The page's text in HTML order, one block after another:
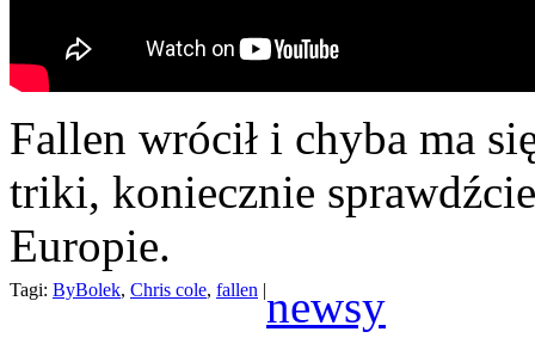
Fallen wrócił i chyba ma
triki, koniecznie
Europie.
Tagi: ByBolek, Chris cole, fallen |newsy